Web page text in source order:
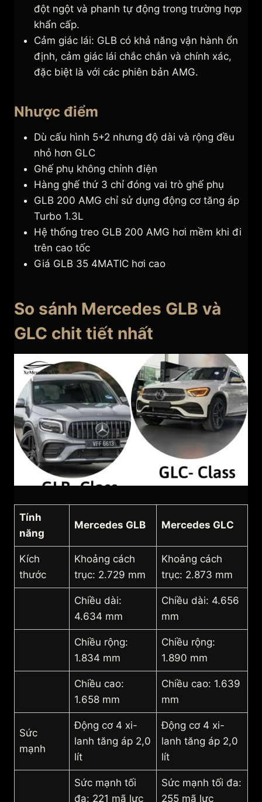
đột ngột và phanh tự động trong trường hợp
khẩn cấp.
Cảm giác lái: GLB có khả năng vận hành ổn
định, cảm giác lái chắc chắn và chính xác,
đặc biệt là với các phiên bản AMG.
Nhược điểm
Dù cấu hình 5+2 nhưng độ dài và rộng đều
nhỏ hơn GLC
Ghế phụ không chỉnh điện
Hàng ghế thứ 3 chỉ đóng vai trò ghế phụ
GLB 200 AMG chỉ sử dụng động cơ tăng áp
Turbo 1.3L
Hệ thống treo GLB 200 AMG hơi mềm khi đi
trên cao tốc
Giá GLB 35 4MATIC hơi cao
So sánh Mercedes GLB và
GLC chit tiết nhất
Tính
năng
Mercedes GLB Mercedes GLC
Kích
thước
Khoảng cách
trục: 2.729 mm
Khoảng cách
trục: 2.873 mm
Chiều dài:
4.634 mm
Chiều dài: 4.656
mm
Chiều rộng:
1.834 mm
Chiều rộng:
1.890 mm
Chiều cao:
1.658 mm
Chiều cao: 1.639
mm
Sức
mạnh
Động cơ 4 xi-
lanh tăng áp 2,0
lít
Động cơ 4 xi-
lanh tăng áp 2,0
lít
Sức mạnh tối
đa: 221 mã lực
Sức mạnh tối đa:
255 mã lực